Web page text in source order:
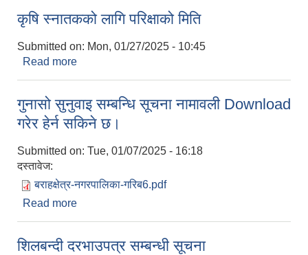
कृषि स्‍नातकको लागि परिक्षाको मिति
Submitted on: Mon, 01/27/2025 - 10:45
Read more
गुनासो सुनुवाइ सम्बन्धि सूचना नामावली Download
गरेर हेर्न सकिने छ।
Submitted on: Tue, 01/07/2025 - 16:18
दस्तावेज:
बराहक्षेत्र-नगरपालिका-गरिब6.pdf
Read more
शिलबन्दी दरभाउपत्र सम्बन्धी सूचना